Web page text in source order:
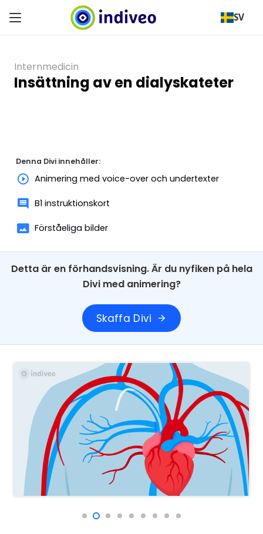
SV
Internmedicin
Insättning av en dialyskateter
Denna Divi innehåller:
Animering med voice-over och undertexter
B1 instruktionskort
Förståeliga bilder
Detta är en förhandsvisning. Är du nyfiken på hela
Divi med animering?
Skaffa Divi arrow_forward